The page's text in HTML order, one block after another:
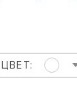
ЦВЕТ: